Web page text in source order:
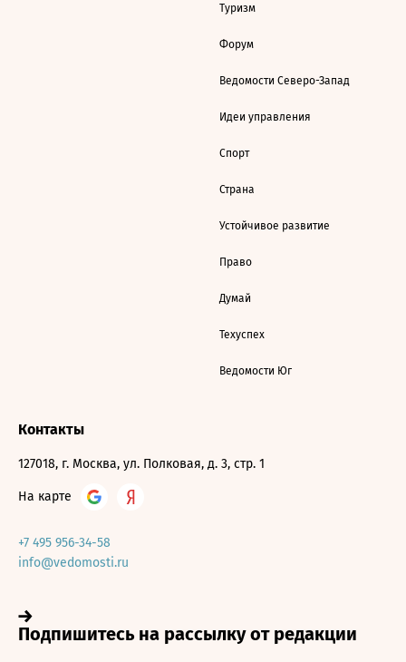
Туризм
Форум
Ведомости Северо-Запад
Идеи управления
Спорт
Страна
Устойчивое развитие
Право
Думай
Техуспех
Ведомости Юг
Контакты
127018, г. Москва, ул. Полковая, д. 3, стр. 1
На карте
+7 495 956-34-58
info@vedomosti.ru